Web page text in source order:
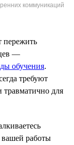
коммуникаций
пережить
—
обучения.
требуют
травматично для
вашей работы